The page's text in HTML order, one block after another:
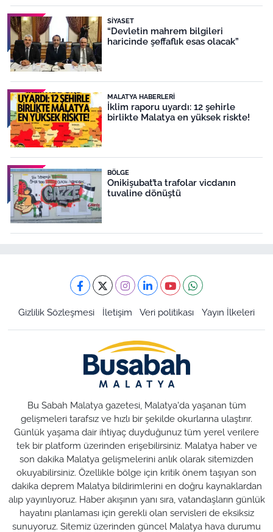
SIYASET
“Devletin mahrem bilgileri
haricinde şeffaflık esas olacak”
MALATYA HABERLERI
İklim raporu uyardı: 12 şehirle
birlikte Malatya en yüksek riskte!
BÖLGE
Onikişubat’ta trafolar vicdanın
tuvaline dönüştü
Gizlilik Sözleşmesi İletişim Veri politikası Yayın İlkeleri
Bu Sabah Malatya gazetesi, Malatya'da yaşanan tüm
gelişmeleri tarafsız ve hızlı bir şekilde okurlarına ulaştırır.
Günlük yaşama dair ihtiyaç duyduğunuz tüm yerel verilere
tek bir platform üzerinden erişebilirsiniz. Malatya haber ve
son dakika Malatya gelişmelerini anlık olarak sitemizden
okuyabilirsiniz. Özellikle bölge için kritik önem taşıyan son
dakika deprem Malatya bildirimlerini en doğru kaynaklardan
alıp yayınlıyoruz. Haber akışının yanı sıra, vatandaşların günlük
hayatını planlaması için gerekli olan servisleri de eksiksiz
sunuyoruz. Sitemiz üzerinden güncel Malatya hava durumu